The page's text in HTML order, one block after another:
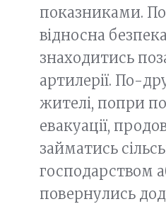
показниками.
відносна
знаходитись
артилерії. По-
жителі, попри
евакуації,
займатись
господарством
повернулись